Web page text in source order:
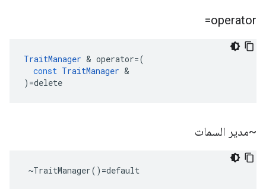
operator=
TraitManager & operator=(
const TraitManager &
) =delete
~مدير السمات
~TraitManager()=default